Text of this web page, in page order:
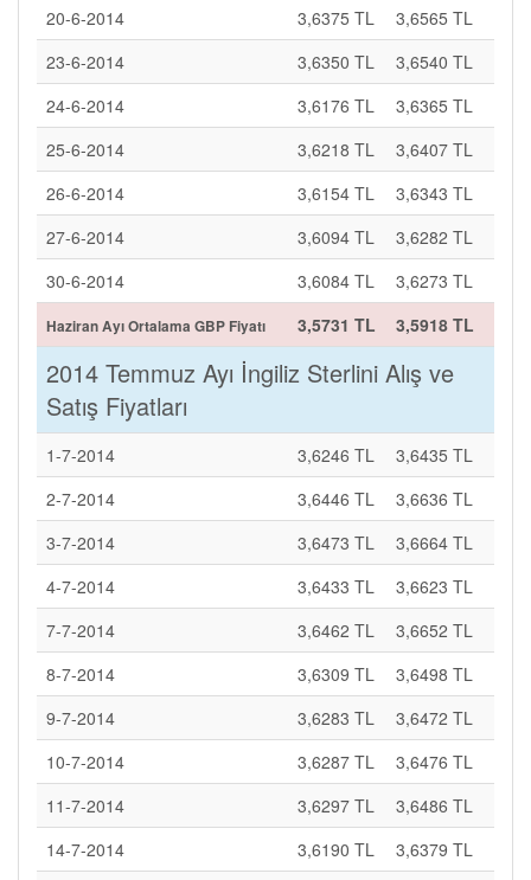
20-6-2014 3,6375 TL
3,6565 TL
23-6-2014
3,6350 TL
3,6540 TL
24-6-2014
3,6176 TL
3,6365 TL
25-6-2014
3,6218 TL
3,6407 TL
26-6-2014
3,6154 TL
3,6343 TL
27-6-2014
3,6094 TL
3,6282 TL
30-6-2014
3,6084 TL 3,6273 TL
Haziran Ayı Ortalama GBP Fiyatı 3,5731 TL 3,5918 TL
2014 Temmuz Ayı İngiliz Sterlini Alış ve
Satış Fiyatları
1-7-2014 3,6246 TL
3,6435 TL
2-7-2014
3,6446 TL
3,6636 TL
3-7-2014
3,6473 TL
3,6664 TL
4-7-2014
3,6433 TL
3,6623 TL
7-7-2014
3,6462 TL
3,6652 TL
8-7-2014
3,6309 TL
3,6498 TL
9-7-2014
3,6283 TL
3,6472 TL
10-7-2014
3,6287 TL
3,6476 TL
11-7-2014
3,6297 TL
3,6486 TL
14-7-2014
3,6190 TL
3,6379 TL